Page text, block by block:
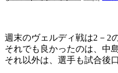
週末のヴェルディ戦は2 － 2
それでも良かったのは、中
それ以外は、選手も試合後